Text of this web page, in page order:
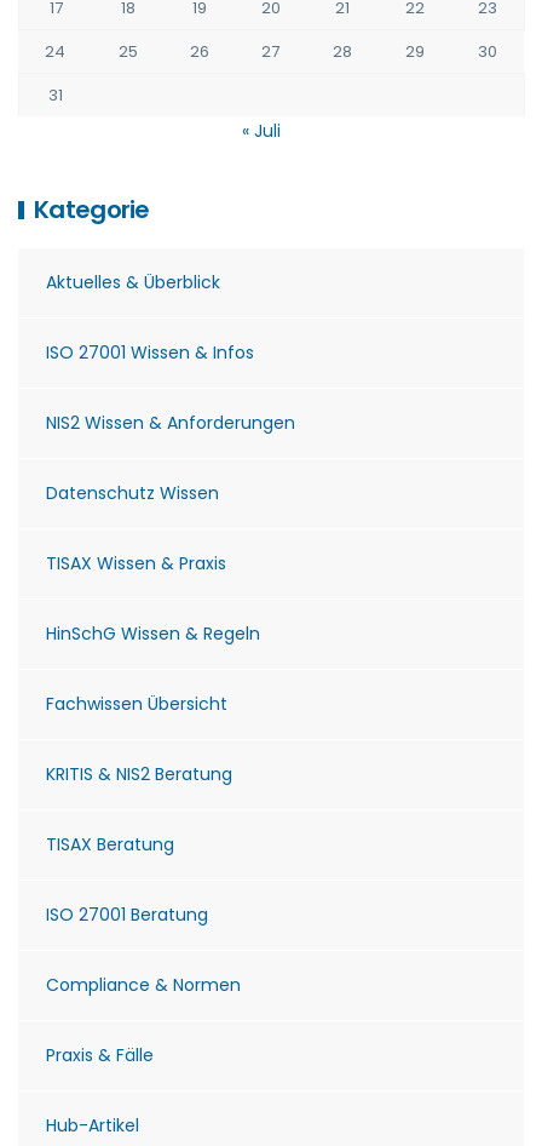
17
18 19 20 21 22
23
24
25 26 27 28 29
30
31
« Juli
Kategorie
Aktuelles & Überblick
ISO 27001 Wissen & Infos
NIS2 Wissen & Anforderungen
Datenschutz Wissen
TISAX Wissen & Praxis
HinSchG Wissen & Regeln
Fachwissen Übersicht
KRITIS & NIS2 Beratung
TISAX Beratung
ISO 27001 Beratung
Compliance & Normen
Praxis & Fälle
Hub-Artikel